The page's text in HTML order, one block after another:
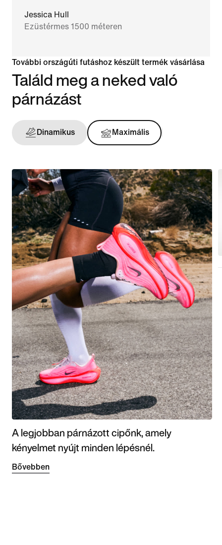
Jessica Hull
Ezüstérmes 1500 méteren
További országúti futáshoz készült termék vásárlása
Találd meg a neked való
párnázást
Dinamikus Maximális
A legjobban párnázott cipőnk, amely
kényelmet nyújt minden lépésnél.
Bővebben